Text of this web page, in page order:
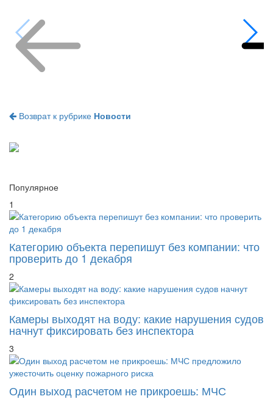
Возврат к рубрике Новости
Популярное
1
Категорию объекта перепишут без компании: что
проверить до 1 декабря
2
Камеры выходят на воду: какие нарушения судов
начнут фиксировать без инспектора
3
Один выход расчетом не прикроешь: МЧС